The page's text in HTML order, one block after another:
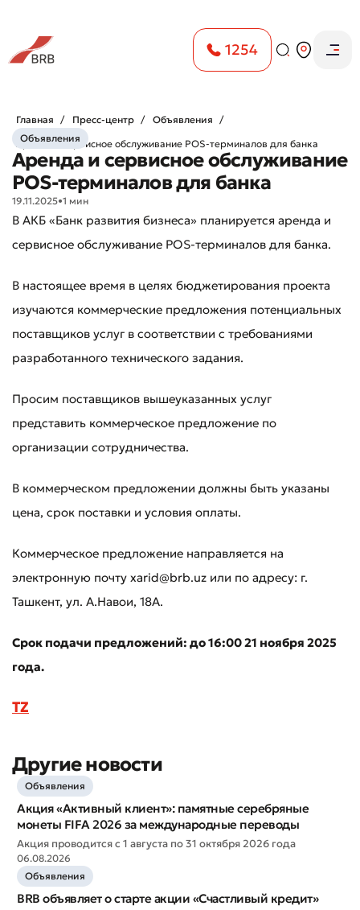
1254
Оцените качество обслуживания
Оставить обращение
Главная Пресс-центр
Объявления
Аренда и сервисное обслуживание POS-терминалов для банка
Объявления
Аренда и сервисное обслуживание
POS-терминалов для банка
19.11.2025•1 мин
В АКБ «Банк развития бизнеса» планируется аренда и
сервисное обслуживание POS-терминалов для банка.
В настоящее время в целях бюджетирования проекта
изучаются коммерческие предложения потенциальных
поставщиков услуг в соответствии с требованиями
разработанного технического задания.
Просим поставщиков вышеуказанных услуг
представить коммерческое предложение по
организации сотрудничества.
В коммерческом предложении должны быть указаны
цена, срок поставки и условия оплаты.
Коммерческое предложение направляется на
электронную почту xarid@brb.uz или по адресу: г.
Ташкент, ул. А.Навои, 18А.
Срок подачи предложений: до 16:00 21 ноября 2025
года.
TZ
Другие новости
Объявления
Акция «Активный клиент»: памятные серебряные
монеты FIFA 2026 за международные переводы
Акция проводится с 1 августа по 31 октября 2026 года
06.08.2026
Объявления
BRB объявляет о старте акции «Счастливый кредит»